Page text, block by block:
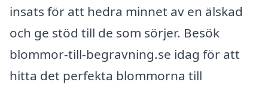
insats för att hedra minnet av en älskad
och ge stöd till de som sörjer. Besök
blommor-till-begravning.se idag för att
hitta det perfekta blommorna till